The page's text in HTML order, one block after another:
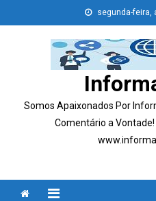
to
segunda-feira,
Somos Apaixonados Por
Comentário a Vontade!